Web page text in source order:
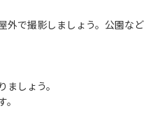
外で撮影しましょう。公園など
しょう。